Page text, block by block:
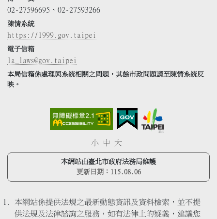
02-27596695、02-27593266
陳情系統
https://1999.gov.taipei
電子信箱
la_laws@gov.taipei
本局信箱係處理與系統相關之問題，其餘市政問題請至陳情系統反
映。
小 中 大
本網站由臺北市政府法務局維護
更新日期： 115.08.06
本網站係提供法規之最新動態資訊及資料檢索，並不提
供法規及法律諮詢之服務，如有法律上的疑義，建議您